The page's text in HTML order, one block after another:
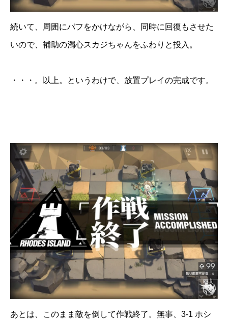
続いて、周囲にバフをかけながら、同時に回復もさせた
いので、補助の濁心スカジちゃんをふわりと投入。
・・・。以上。というわけで、放置プレイの完成です。
あとは、このまま敵を倒して作戦終了。無事、3-1 ホシ